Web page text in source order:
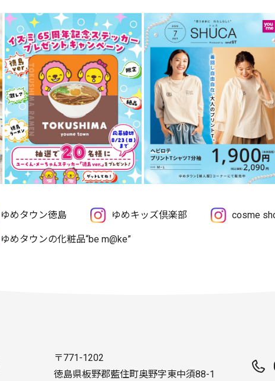
ゆめタウン徳島 ゆめキッズ倶楽部 cosme
ゆめタウンの化粧品“be m@ke”
〒771-1202
徳島県板野郡藍住町奥野字東中須88-1